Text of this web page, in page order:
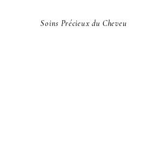
Soins Précieux du Cheveu